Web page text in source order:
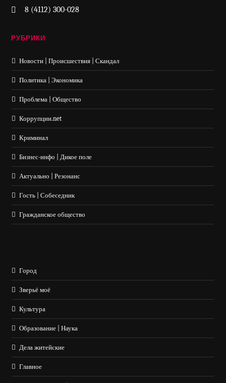
8 (4112) 300-028
РУБРИКИ
Новости | Происшествия | Скандал
Политика | Экономика
Проблема | Общество
Коррупции.net
Криминал
Бизнес-инфо | Дикое поле
Актуально | Резонанс
Гость | Собеседник
Гражданское общество
Город
Зверьё моё
Культура
Образование | Наука
Дела житейские
Главное